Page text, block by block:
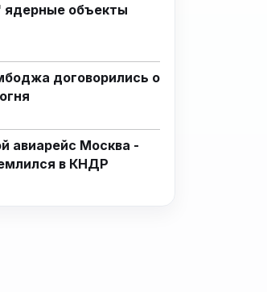
ядерные объекты
договорились о
авиарейс Москва -
в КНДР